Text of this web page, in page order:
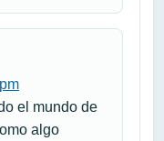
el mundo de
algo